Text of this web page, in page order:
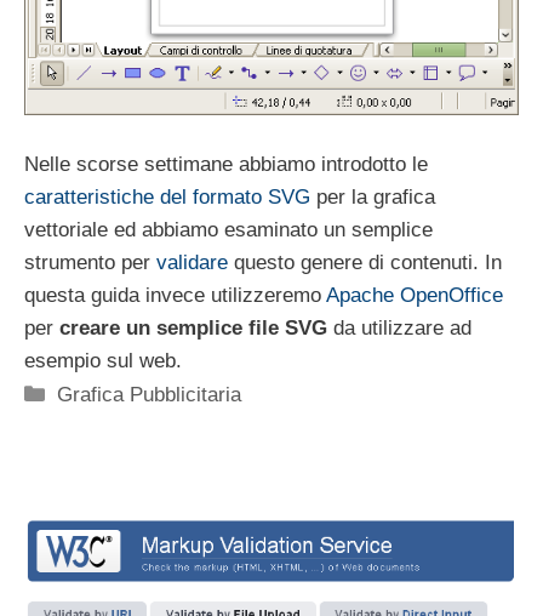
Nelle scorse settimane abbiamo introdotto le
caratteristiche del formato SVG per la grafica
vettoriale ed abbiamo esaminato un semplice
strumento per validare questo genere di contenuti. In
questa guida invece utilizzeremo Apache OpenOffice
per creare un semplice file SVG da utilizzare ad
esempio sul web.
Categorie
Grafica Pubblicitaria